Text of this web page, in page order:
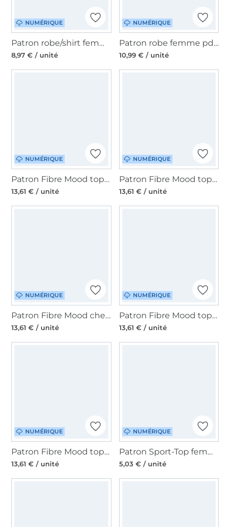
NUMÉRIQUE
Patron robe/shirt femme pdf Cleo TINAlisa, en allemand
8,97 € / unité
NUMÉRIQUE
Patron robe femme pdf Nela C/D-Cup La Bavarese, en allemand
10,99 € / unité
NUMÉRIQUE
Patron Fibre Mood top femme pdf Sylva, en français
13,61 € / unité
NUMÉRIQUE
Patron Fibre Mood top femme pdf Maela, en français
13,61 € / unité
NUMÉRIQUE
Patron Fibre Mood chemisier femme pdf Rima, en français
13,61 € / unité
NUMÉRIQUE
Patron Fibre Mood top femme pdf Bryn, en français
13,61 € / unité
NUMÉRIQUE
Patron Fibre Mood top femme pdf Zoey, en français
13,61 € / unité
NUMÉRIQUE
Patron Sport-Top femme pdf Luca Sew Simple, en allemand
5,03 € / unité